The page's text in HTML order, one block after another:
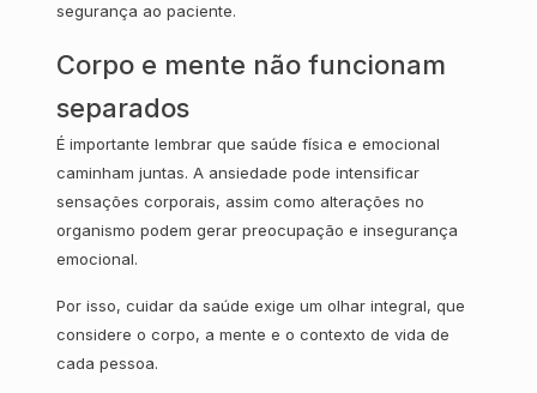
segurança ao paciente.
Corpo e mente não funcionam
separados
É importante lembrar que saúde física e emocional
caminham juntas. A ansiedade pode intensificar
sensações corporais, assim como alterações no
organismo podem gerar preocupação e insegurança
emocional.
Por isso, cuidar da saúde exige um olhar integral, que
considere o corpo, a mente e o contexto de vida de
cada pessoa.